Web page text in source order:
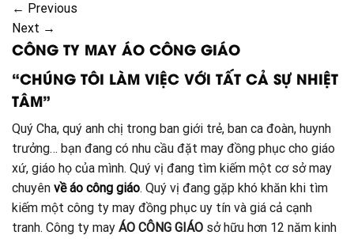
← Previous
Next →
CÔNG TY MAY ÁO CÔNG GIÁO
“CHÚNG TÔI LÀM VIỆC VỚI TẤT CẢ SỰ NHIỆT
TÂM”
Quý Cha, quý anh chị trong ban giới trẻ, ban ca đoàn, huynh
trưởng… bạn đang có nhu cầu đặt may đồng phục cho giáo
xứ, giáo họ của mình. Quý vị đang tìm kiếm một cơ sở may
chuyên về áo công giáo. Quý vị đang gặp khó khăn khi tìm
kiếm một công ty may đồng phục uy tín và giá cả cạnh
tranh. Công ty may ÁO CÔNG GIÁO sở hữu hơn 12 năm kinh